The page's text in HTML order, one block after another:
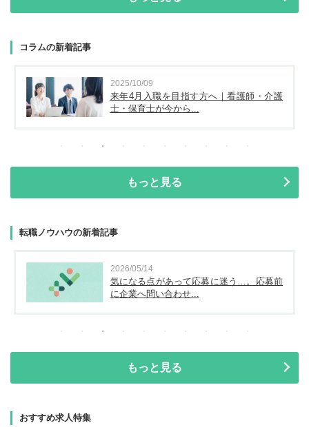
コラムの新着記事
2025/10/09
来年4月入職を目指す方へ｜看護師・介護
士・保育士が今から...
もっと見る
転職ノウハウの新着記事
2026/05/14
気になる点があって応募に迷う…。応募前
に企業へ問い合わせ...
もっと見る
おすすめ求人特集